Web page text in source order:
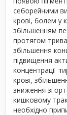
себорейними
крові, болем у
збільшенням
протягом
збільшення
підвищення
концентрації
крові,
зниження
кишковому
необхідно